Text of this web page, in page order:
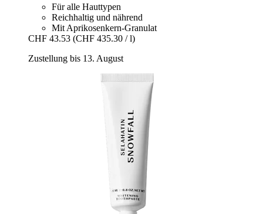
Für alle Hauttypen
Reichhaltig und nährend
Mit Aprikosenkern-Granulat
CHF 43.53 (CHF 435.30 / l)
Zustellung bis 13. August